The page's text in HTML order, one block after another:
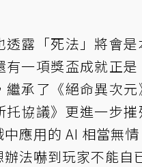
透露「死法」將會
一項獎盃成就正是
繼承了《絕命異次元
協議》更進一步摧
應用的 AI 相當無
法嚇到玩家不能自